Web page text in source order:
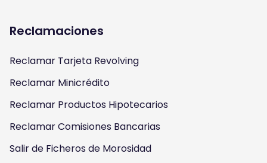
Reclamaciones
Reclamar Tarjeta Revolving
Reclamar Minicrédito
Reclamar Productos Hipotecarios
Reclamar Comisiones Bancarias
Salir de Ficheros de Morosidad